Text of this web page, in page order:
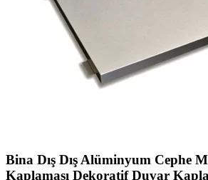
Bina Dış Dış Alüminyum Cephe
Kaplaması Dekoratif Duvar